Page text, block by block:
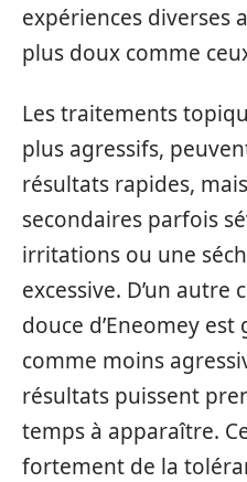
expériences diverses
plus doux comme
Les traitements
plus agressifs,
résultats rapides,
secondaires parfois
irritations ou une
excessive. D’un autre
douce d’Eneomey
comme moins
résultats puissent
temps à apparaître.
fortement de la